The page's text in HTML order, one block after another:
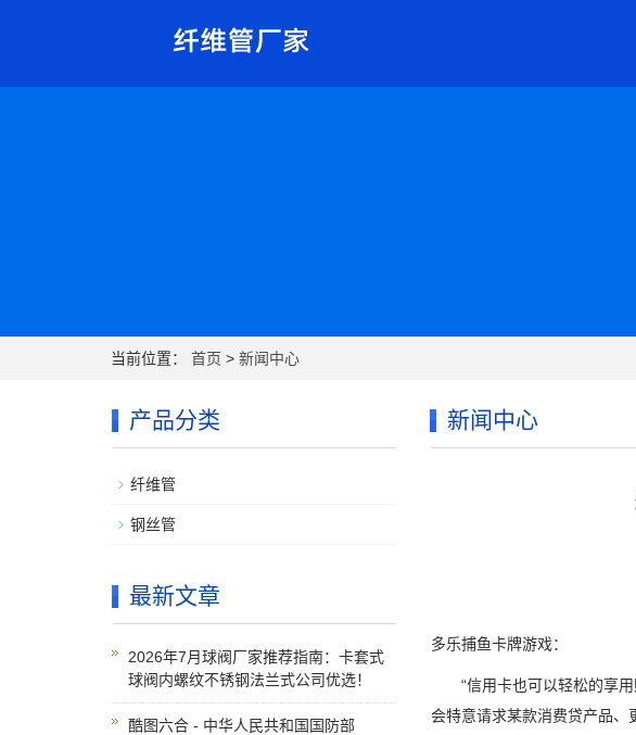
当前位置： 首页 > 新闻中心
新闻中心
多乐捕鱼卡牌游戏：
“信用卡也可以轻松的享用
会特意请求某款消费贷产品、
产品分类
纤维管
钢丝管
最新文章
2026年7月球阀厂家推荐指南：卡套式
球阀内螺纹不锈钢法兰式公司优选！
酷图六合 - 中华人民共和国国防部